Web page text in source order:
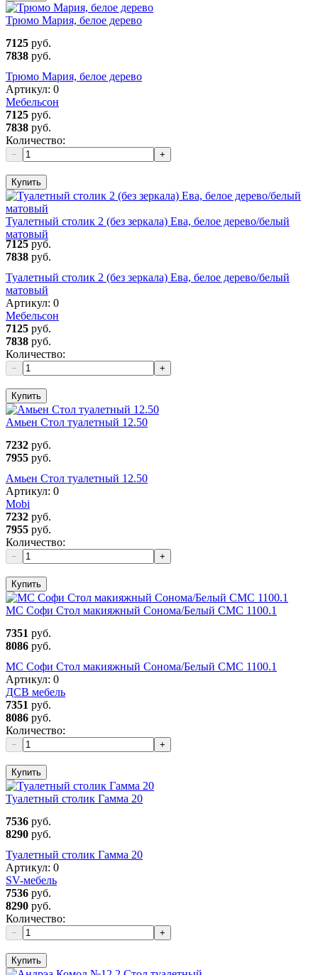
Трюмо Мария, белое дерево
7125 руб.
7838 руб.
Трюмо Мария, белое дерево
Артикул: 0
Мебельсон
7125 руб.
7838 руб.
Количество:
− +
Купить
Туалетный столик 2 (без зеркала) Ева, белое дерево/белый
матовый
7125 руб.
7838 руб.
Туалетный столик 2 (без зеркала) Ева, белое дерево/белый
матовый
Артикул: 0
Мебельсон
7125 руб.
7838 руб.
Количество:
− +
Купить
Амьен Стол туалетный 12.50
7232 руб.
7955 руб.
Амьен Стол туалетный 12.50
Артикул: 0
Mobi
7232 руб.
7955 руб.
Количество:
− +
Купить
МС Софи Стол макияжный Сонома/Белый СМС 1100.1
7351 руб.
8086 руб.
МС Софи Стол макияжный Сонома/Белый СМС 1100.1
Артикул: 0
ДСВ мебель
7351 руб.
8086 руб.
Количество:
− +
Купить
Туалетный столик Гамма 20
7536 руб.
8290 руб.
Туалетный столик Гамма 20
Артикул: 0
SV-мебель
7536 руб.
8290 руб.
Количество:
− +
Купить